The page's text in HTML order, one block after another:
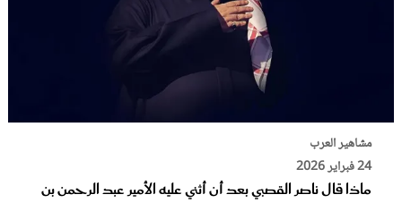
مشاهير العرب
24 فبراير 2026
ماذا قال ناصر القصبي بعد أن أثني عليه الأمير عبد الرحمن بن